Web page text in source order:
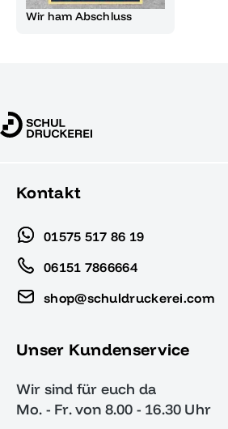
Wir ham Abschluss
Kontakt
01575 517 86 19
06151 7866664
shop@schuldruckerei.com
Unser Kundenservice
Wir sind für euch da
Mo. - Fr. von 8.00 - 16.30 Uhr